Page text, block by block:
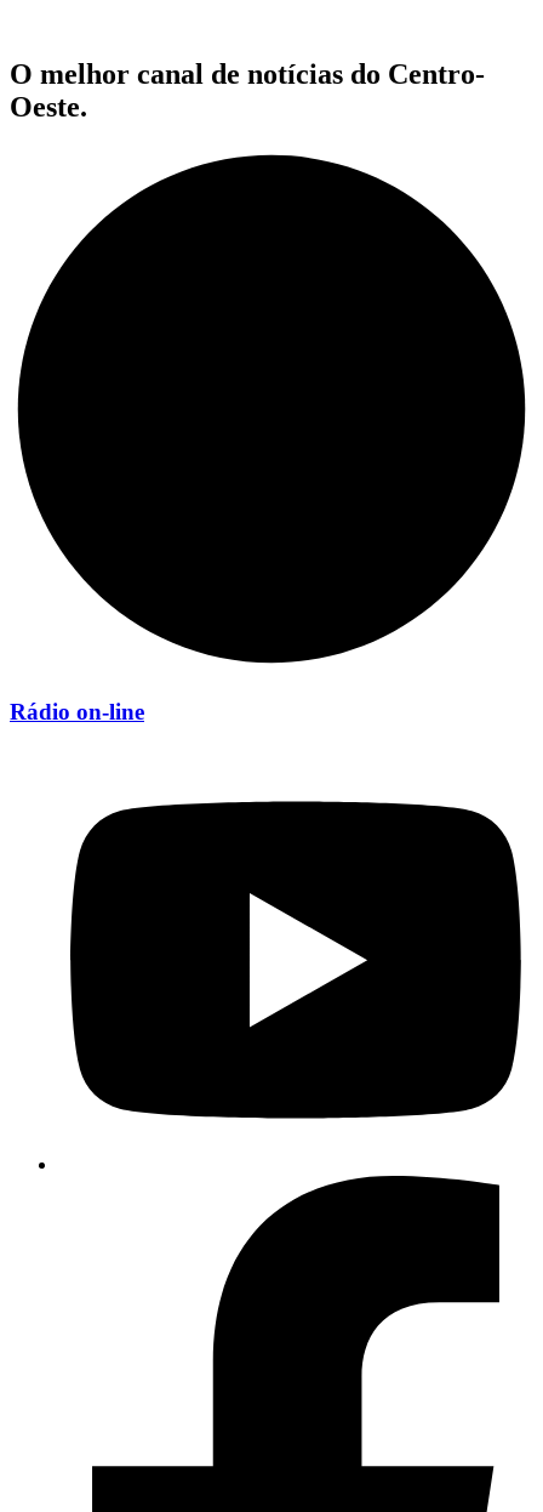
O melhor canal de notícias do Centro-
Oeste.
Rádio on-line